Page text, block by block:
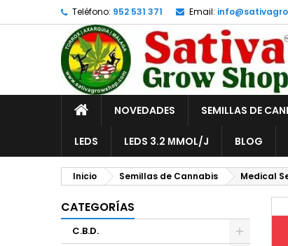
Teléfono: 952 531 371 Email:
INICIONOVEDADES SEMILLAS DE
LEDS LEDS 3.2 ΜMOL/J BLOG
Inicio Semillas de Cannabis Medical
CATEGORÍAS
C.B.D.